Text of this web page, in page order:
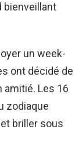
bienveillant
un week-
ont décidé de
amitié. Les 16
zodiaque
briller sous